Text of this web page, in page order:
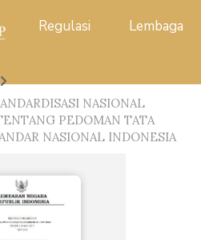
Regulasi Lembaga
NASIONAL
PEDOMAN TATA
NASIONAL INDONESIA